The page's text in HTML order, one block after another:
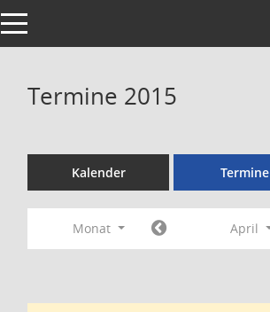
Toggle navigation
Termine 2015
Kalender Termine
Monat April